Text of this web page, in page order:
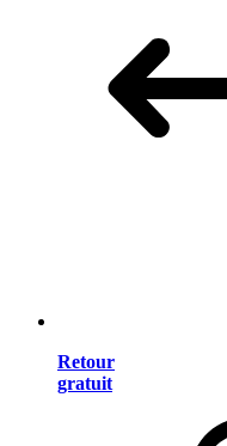
Retour
gratuit